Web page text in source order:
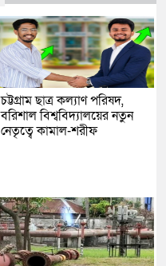
চট্টগ্রাম ছাত্র কল্যাণ পরিষদ,
বরিশাল বিশ্ববিদ্যালয়ের নতুন
নেতৃত্বে কামাল-শরীফ